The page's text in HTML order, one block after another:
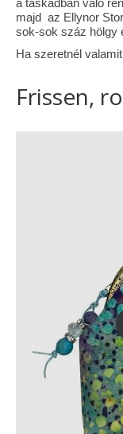
a táskádban való
majd az Ellynor
sok-sok száz hölgy
Ha szeretnél
Frissen,